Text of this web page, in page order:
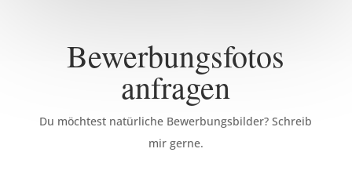
Bewerbungsfotos
anfragen
Du möchtest natürliche Bewerbungsbilder? Schreib
mir gerne.